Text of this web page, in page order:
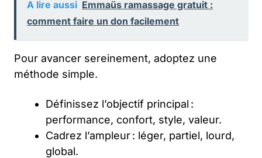
A lire aussi Emmaüs ramassage gratuit :
comment faire un don facilement
Pour avancer sereinement, adoptez une
méthode simple.
Définissez l’objectif principal :
performance, confort, style, valeur.
Cadrez l’ampleur : léger, partiel, lourd,
global.